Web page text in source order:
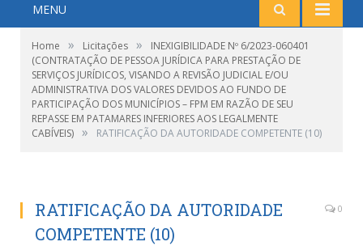
MENU
Home » Licitações »
INEXIGIBILIDADE Nº 6/2023-060401
(CONTRATAÇÃO DE PESSOA JURÍDICA PARA PRESTAÇÃO DE
SERVIÇOS JURÍDICOS, VISANDO A REVISÃO JUDICIAL E/OU
ADMINISTRATIVA DOS VALORES DEVIDOS AO FUNDO DE
PARTICIPAÇÃO DOS MUNICÍPIOS – FPM EM RAZÃO DE SEU
REPASSE EM PATAMARES INFERIORES AOS LEGALMENTE
CABÍVEIS) » RATIFICAÇÃO DA AUTORIDADE COMPETENTE (10)
RATIFICAÇÃO DA AUTORIDADE
COMPETENTE (10)
0